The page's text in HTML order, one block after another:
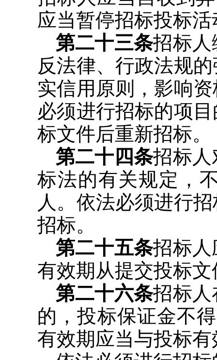
应当暂停招标投标活
第二十三条招标
反法律、行政法规
实信用原则，影响
必须进行招标的项
标文件后重新招标。
第二十四条招标
标法的有关规定，
人。依法必须进行
招标。
第二十五条招标
有效期从提交投标
第二十六条招标
的，投标保证金不
有效期应当与投标